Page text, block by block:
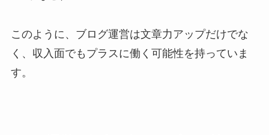
このように、ブログ運営は文章力アップだけでな
く、収入面でもプラスに働く可能性を持っていま
す。